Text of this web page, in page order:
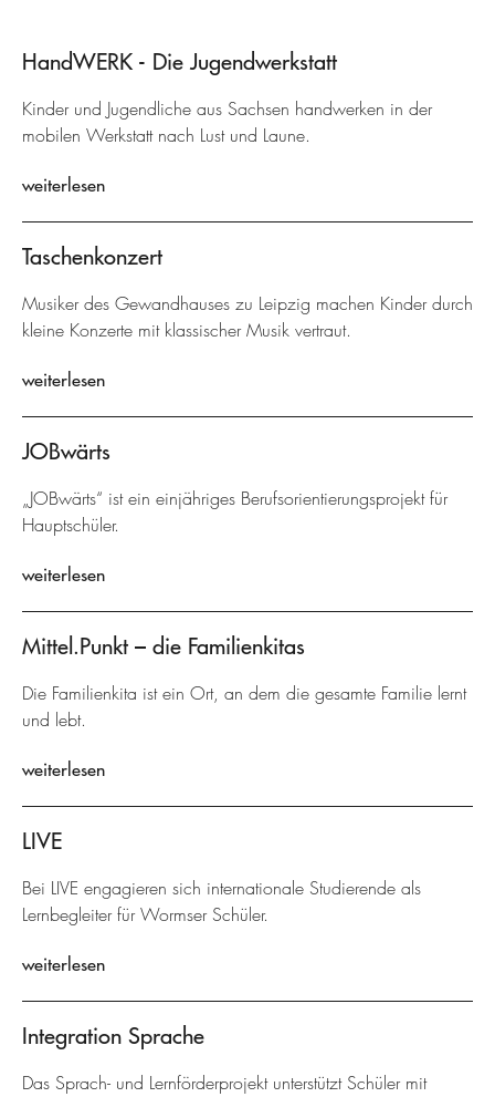
HandWERK - Die Jugendwerkstatt
Kinder und Jugendliche aus Sachsen handwerken in der
mobilen Werkstatt nach Lust und Laune.
weiterlesen
Taschenkonzert
Musiker des Gewandhauses zu Leipzig machen Kinder durch
kleine Konzerte mit klassischer Musik vertraut.
weiterlesen
JOBwärts
„JOBwärts“ ist ein einjähriges Berufsorientierungsprojekt für
Hauptschüler.
weiterlesen
Mittel.Punkt – die Familienkitas
Die Familienkita ist ein Ort, an dem die gesamte Familie lernt
und lebt.
weiterlesen
LIVE
Bei LIVE engagieren sich internationale Studierende als
Lernbegleiter für Wormser Schüler.
weiterlesen
Integration Sprache
Das Sprach- und Lernförderprojekt unterstützt Schüler mit